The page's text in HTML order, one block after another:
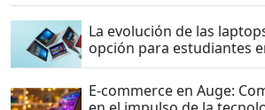
La evolución de las
opción para estudiantes
E-commerce en Auge: